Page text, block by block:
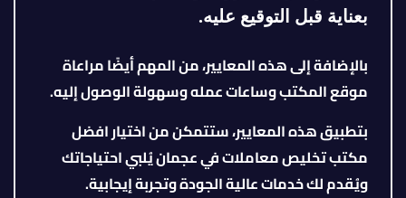
بعناية قبل التوقيع عليه.
بالإضافة إلى هذه المعايير، من المهم أيضًا مراعاة
موقع المكتب وساعات عمله وسهولة الوصول إليه.
بتطبيق هذه المعايير، ستتمكن من اختيار افضل
مكتب تخليص معاملات في عجمان يُلبي احتياجاتك
ويُقدم لك خدمات عالية الجودة وتجربة إيجابية.